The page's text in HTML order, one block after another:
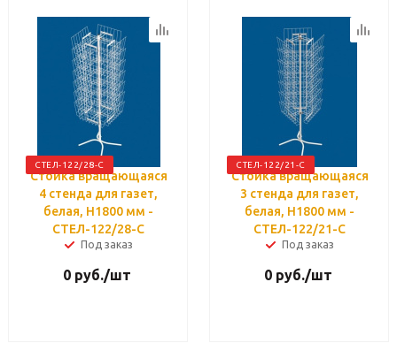
СТЕЛ-122/28-С
Стойка вращающаяся
4 стенда для газет,
белая, H1800 мм -
СТЕЛ-122/28-С
Под заказ
0руб./шт
СТЕЛ-122/21-С
Стойка вращающаяся
3 стенда для газет,
белая, H1800 мм -
СТЕЛ-122/21-С
Под заказ
0руб./шт